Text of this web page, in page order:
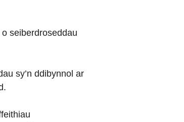
seiberdroseddau
sy’n ddibynnol ar